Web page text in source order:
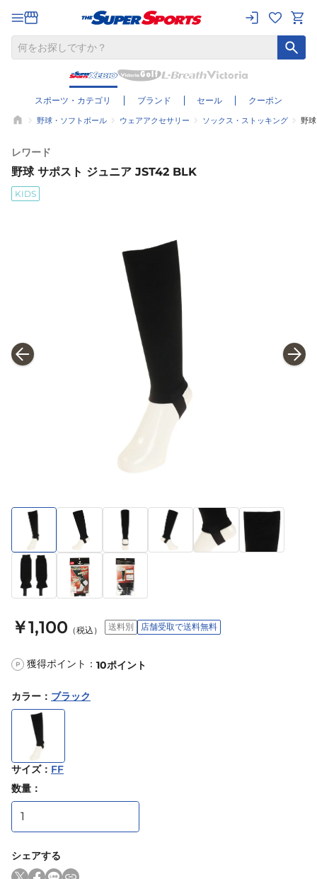
スポーツ・カテゴリ ブランド セール クーポン
野球・ソフトボール ウェアアクセサリー ソックス・ストッキング 野
レワード
野球 サポスト ジュニア JST42 BLK
KIDS
￥1,100 （税込） 送料別 店舗受取で送料無料
P 獲得ポイント： 10ポイント
カラー ： ブラック
サイズ： FF
数量：
シェアする